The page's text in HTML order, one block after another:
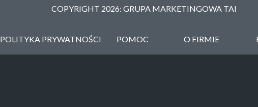
COPYRIGHT 2026: GRUPA MARKETINGOWA TAI
POLITYKA PRYWATNOŚCI POMOC O FIRMIE